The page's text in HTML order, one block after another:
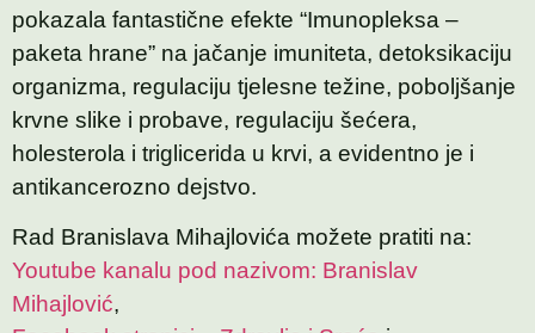
pokazala fantastične efekte “Imunopleksa –
paketa hrane” na jačanje imuniteta, detoksikaciju
organizma, regulaciju tjelesne težine, poboljšanje
krvne slike i probave, regulaciju šećera,
holesterola i triglicerida u krvi, a evidentno je i
antikancerozno dejstvo.
Rad Branislava Mihajlovića možete pratiti na:
Youtube kanalu pod nazivom: Branislav
Mihajlović,